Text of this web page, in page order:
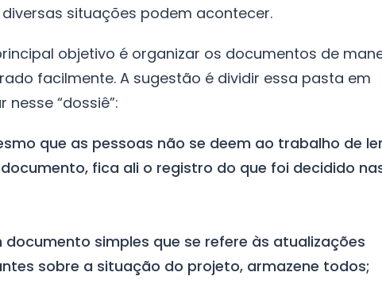
situações podem acontecer.
objetivo é organizar os documentos de
facilmente. A sugestão é dividir essa pasta em
“dossiê”:
que as pessoas não se deem ao trabalho de ler
fica ali o registro do que foi decidido
documento simples que se refere às atualizações
sobre a situação do projeto, armazene todos;